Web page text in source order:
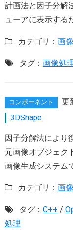
計画法と因子分解
ューアに表示する
カテゴリ： 画
タグ： 画像処
コンポーネント 更
3DShape
因子分解法により
元画像オブジェク
画像生成システム
カテゴリ： 画
タグ： C++ /
処理